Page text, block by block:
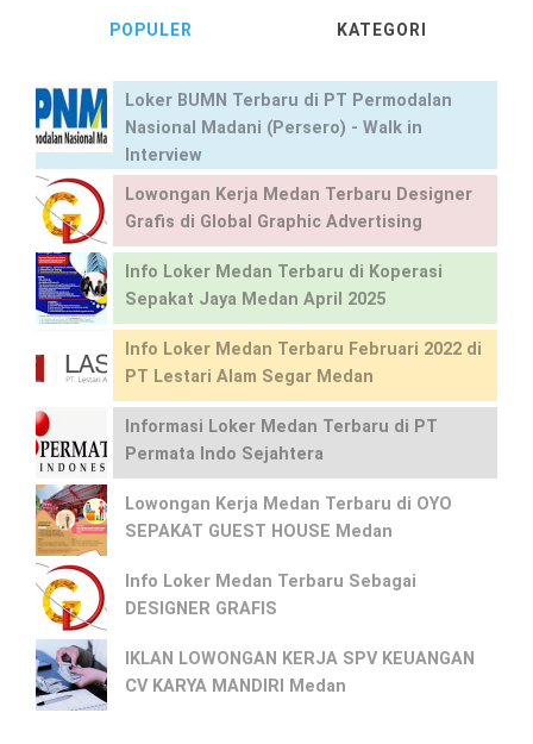
POPULER KATEGORI
Loker BUMN Terbaru di PT Permodalan
Nasional Madani (Persero) - Walk in
Interview
Lowongan Kerja Medan Terbaru Designer
Grafis di Global Graphic Advertising
Info Loker Medan Terbaru di Koperasi
Sepakat Jaya Medan April 2025
Info Loker Medan Terbaru Februari 2022 di
PT Lestari Alam Segar Medan
Informasi Loker Medan Terbaru di PT
Permata Indo Sejahtera
Lowongan Kerja Medan Terbaru di OYO
SEPAKAT GUEST HOUSE Medan
Info Loker Medan Terbaru Sebagai
DESIGNER GRAFIS
IKLAN LOWONGAN KERJA SPV KEUANGAN
CV KARYA MANDIRI Medan